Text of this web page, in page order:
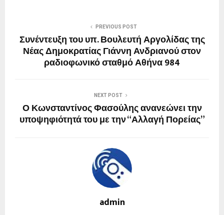
PREVIOUS POST
Συνέντευξη του υπ. Βουλευτή Αργολίδας της
Νέας Δημοκρατίας Γιάννη Ανδριανού στον
ραδιοφωνικό σταθμό Αθήνα 984
NEXT POST
Ο Κωνσταντίνος Φασούλης ανανεώνει την
υποψηφιότητά του με την “Αλλαγή Πορείας”
admin